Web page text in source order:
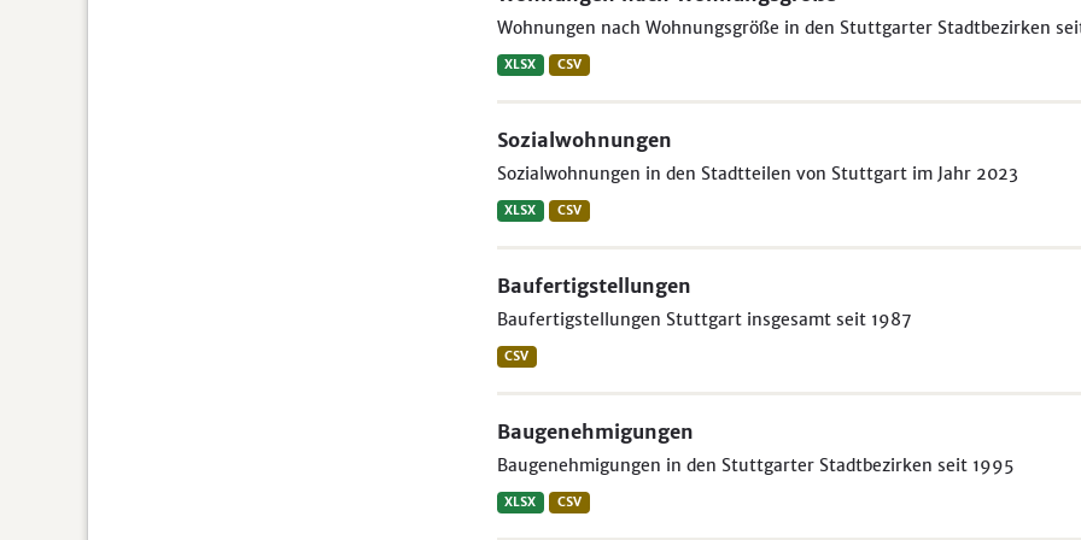
Wohnungen nach Wohnungsgröße in den Stuttgarter Stadtbezirken
XLSX CSV
Sozialwohnungen
Sozialwohnungen in den Stadtteilen von Stuttgart im Jahr 2023
XLSX CSV
Baufertigstellungen
Baufertigstellungen Stuttgart insgesamt seit 1987
CSV
Baugenehmigungen
Baugenehmigungen in den Stuttgarter Stadtbezirken seit 1995
XLSX CSV